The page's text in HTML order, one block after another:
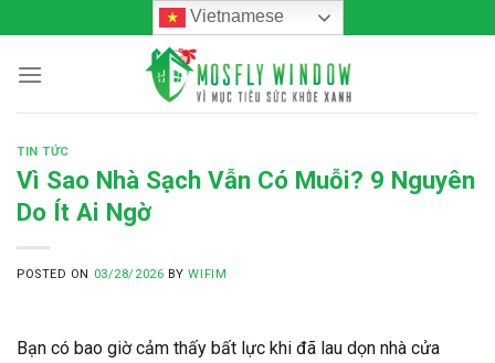
to
content
Vietnamese
TIN TỨC
Vì Sao Nhà Sạch Vẫn Có Muỗi? 9 Nguyên
Do Ít Ai Ngờ
POSTED ON 03/28/2026 BYWIFIM
Bạn có bao giờ cảm thấy bất lực khi đã lau dọn nhà cửa